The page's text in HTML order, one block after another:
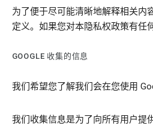
为了便于尽可能清晰地解释相关内
定义。如果您对本隐私权政策有任
GOOGLE 收集的信息
我们希望您了解我们会在您使用
我们收集信息是为了向所有用户提